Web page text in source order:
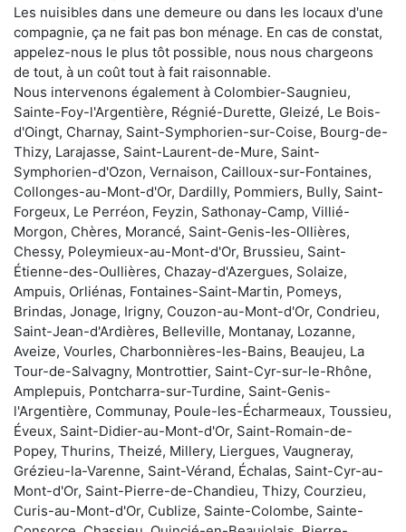
Les nuisibles dans une demeure ou dans les locaux d'une
compagnie, ça ne fait pas bon ménage. En cas de constat,
appelez-nous le plus tôt possible, nous nous chargeons
de tout, à un coût tout à fait raisonnable.
Nous intervenons également à Colombier-Saugnieu,
Sainte-Foy-l'Argentière, Régnié-Durette, Gleizé, Le Bois-
d'Oingt, Charnay, Saint-Symphorien-sur-Coise, Bourg-de-
Thizy, Larajasse, Saint-Laurent-de-Mure, Saint-
Symphorien-d'Ozon, Vernaison, Cailloux-sur-Fontaines,
Collonges-au-Mont-d'Or, Dardilly, Pommiers, Bully, Saint-
Forgeux, Le Perréon, Feyzin, Sathonay-Camp, Villié-
Morgon, Chères, Morancé, Saint-Genis-les-Ollières,
Chessy, Poleymieux-au-Mont-d'Or, Brussieu, Saint-
Étienne-des-Oullières, Chazay-d'Azergues, Solaize,
Ampuis, Orliénas, Fontaines-Saint-Martin, Pomeys,
Brindas, Jonage, Irigny, Couzon-au-Mont-d'Or, Condrieu,
Saint-Jean-d'Ardières, Belleville, Montanay, Lozanne,
Aveize, Vourles, Charbonnières-les-Bains, Beaujeu, La
Tour-de-Salvagny, Montrottier, Saint-Cyr-sur-le-Rhône,
Amplepuis, Pontcharra-sur-Turdine, Saint-Genis-
l'Argentière, Communay, Poule-les-Écharmeaux, Toussieu,
Éveux, Saint-Didier-au-Mont-d'Or, Saint-Romain-de-
Popey, Thurins, Theizé, Millery, Liergues, Vaugneray,
Grézieu-la-Varenne, Saint-Vérand, Échalas, Saint-Cyr-au-
Mont-d'Or, Saint-Pierre-de-Chandieu, Thizy, Courzieu,
Curis-au-Mont-d'Or, Cublize, Sainte-Colombe, Sainte-